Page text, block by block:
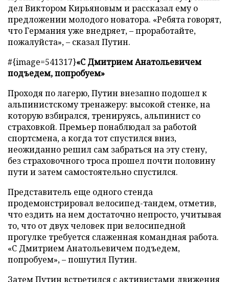
дел Виктором Кирьяновым и рассказал ему о
предложении молодого новатора. «Ребята говорят,
что Германия уже внедряет, – проработайте,
пожалуйста», – сказал Путин.
#{image=541317}«С Дмитрием Анатольевичем
подъедем, попробуем»
Проходя по лагерю, Путин внезапно подошел к
альпинистскому тренажеру: высокой стенке, на
которую взбирался, тренируясь, альпинист со
страховкой. Премьер понаблюдал за работой
спортсмена, а когда тот спустился вниз,
неожиданно решил сам забраться на эту стену,
без страховочного троса прошел почти половину
пути и затем самостоятельно спустился.
Представитель еще одного стенда
продемонстрировал велосипед-тандем, отметив,
что ездить на нем достаточно непросто, учитывая
то, что от двух человек при велосипедной
прогулке требуется слаженная командная работа.
«С Дмитрием Анатольевичем подъедем,
попробуем», – пошутил Путин.
Затем Путин встретился с активистами движения